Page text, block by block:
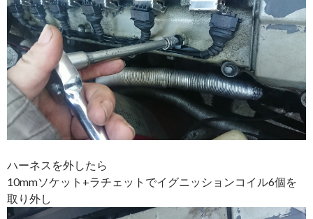
ハーネスを外したら
10mmソケット+ラチェットでイグニッションコイル6個を
取り外し